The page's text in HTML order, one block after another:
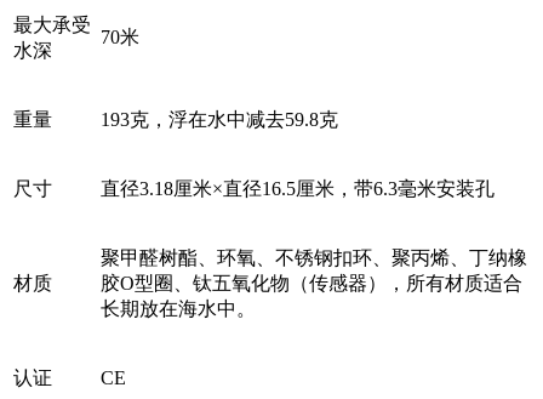
最大承受
水深
70米
重量 193克，浮在水中减去59.8克
尺寸 直径3.18厘米×直径16.5厘米，带6.3毫米安装孔
材质
聚甲醛树酯、环氧、不锈钢扣环、聚丙烯、丁纳橡
胶O型圈、钛五氧化物（传感器），所有材质适合
长期放在海水中。
认证 CE